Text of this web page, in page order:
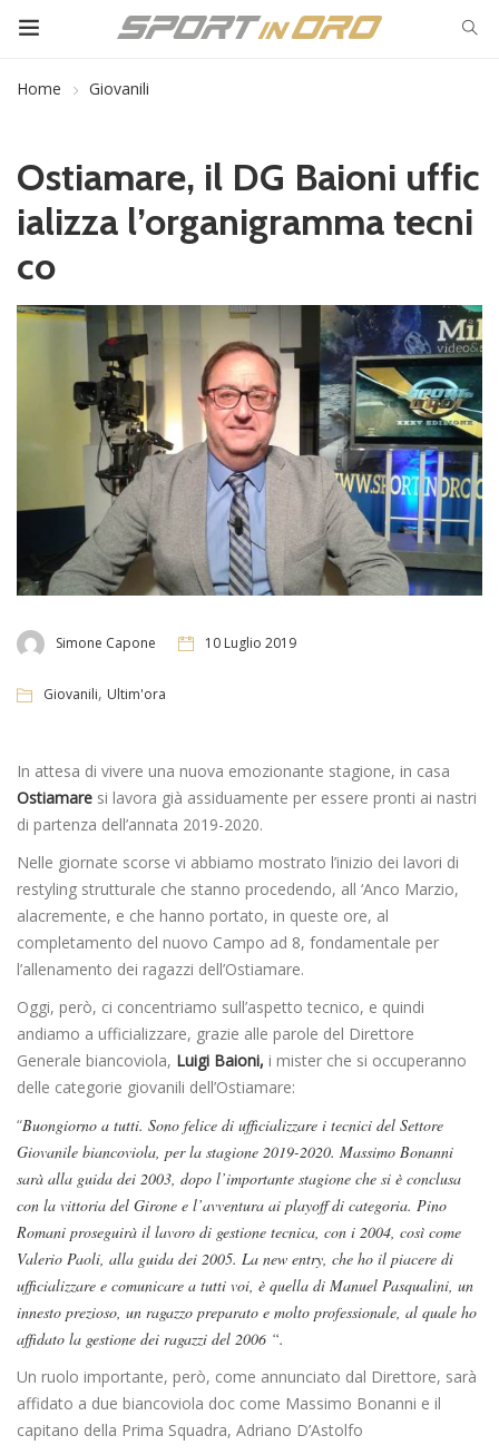
Home Giovanili
Ostiamare, il DG Baioni uffic
ializza l’organigramma tecni
co
Simone Capone 10 Luglio 2019
Giovanili, Ultim'ora
In attesa di vivere una nuova emozionante stagione, in casa
Ostiamare si lavora già assiduamente per essere pronti ai nastri
di partenza dell’annata 2019-2020.
Nelle giornate scorse vi abbiamo mostrato l’inizio dei lavori di
restyling strutturale che stanno procedendo, all ‘Anco Marzio,
alacremente, e che hanno portato, in queste ore, al
completamento del nuovo Campo ad 8, fondamentale per
l’allenamento dei ragazzi dell’Ostiamare.
Oggi, però, ci concentriamo sull’aspetto tecnico, e quindi
andiamo a ufficializzare, grazie alle parole del Direttore
Generale biancoviola, Luigi Baioni, i mister che si occuperanno
delle categorie giovanili dell’Ostiamare:
“Buongiorno a tutti. Sono felice di ufficializzare i tecnici del Settore
Giovanile biancoviola, per la stagione 2019-2020. Massimo Bonanni
sarà alla guida dei 2003, dopo l’importante stagione che si è conclusa
con la vittoria del Girone e l’avventura ai playoff di categoria. Pino
Romani proseguirà il lavoro di gestione tecnica, con i 2004, così come
Valerio Paoli, alla guida dei 2005. La new entry, che ho il piacere di
ufficializzare e comunicare a tutti voi, è quella di Manuel Pasqualini, un
innesto prezioso, un ragazzo preparato e molto professionale, al quale ho
affidato la gestione dei ragazzi del 2006 “.
Un ruolo importante, però, come annunciato dal Direttore, sarà
affidato a due biancoviola doc come Massimo Bonanni e il
capitano della Prima Squadra, Adriano D’Astolfo